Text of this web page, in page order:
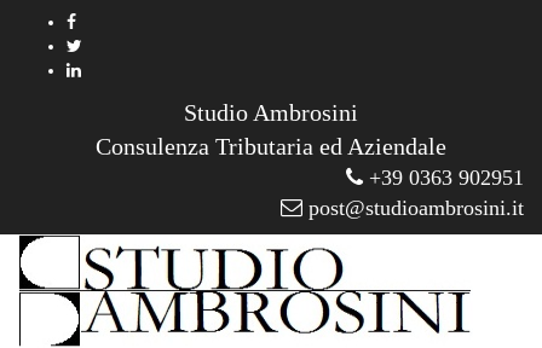
Studio Ambrosini
Consulenza Tributaria ed Aziendale
+39 0363 902951
post@studioambrosini.it